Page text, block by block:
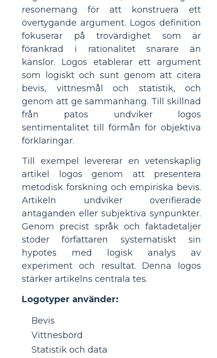
resonemang för att konstruera ett
övertygande argument. Logos definition
fokuserar på trovärdighet som är
förankrad i rationalitet snarare än
känslor. Logos etablerar ett argument
som logiskt och sunt genom att citera
bevis, vittnesmål och statistik, och
genom att ge sammanhang. Till skillnad
från patos undviker logos
sentimentalitet till förmån för objektiva
förklaringar.
Till exempel levererar en vetenskaplig
artikel logos genom att presentera
metodisk forskning och empiriska bevis.
Artikeln undviker overifierade
antaganden eller subjektiva synpunkter.
Genom precist språk och faktadetaljer
stöder författaren systematiskt sin
hypotes med logisk analys av
experiment och resultat. Denna logos
stärker artikelns centrala tes.
Logotyper använder:
Bevis
Vittnesbörd
Statistik och data